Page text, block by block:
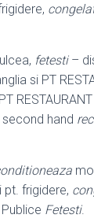
fetesti–
si PT
hand
pt. frigidere,
Fetesti.